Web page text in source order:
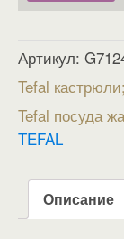
Артикул:
Tefal кастрюли
Tefal посуда
TEFAL
Описание